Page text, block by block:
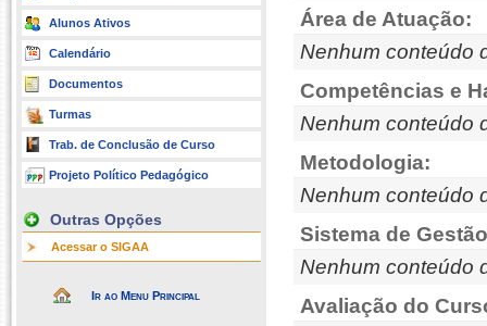
Alunos Ativos
Calendário
Documentos
Turmas
Trab. de Conclusão de Curso
Projeto Político Pedagógico
Outras Opções
Acessar o SIGAA
Ir ao Menu Principal
Área de Atuação:
Nenhum conteúdo
Competências e
Nenhum conteúdo
Metodologia:
Nenhum conteúdo
Sistema de
Nenhum conteúdo
Avaliação do